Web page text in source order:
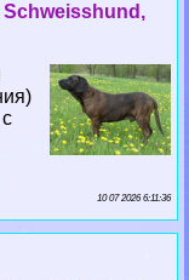
Schweisshund,
10 07 2026 6:11:36